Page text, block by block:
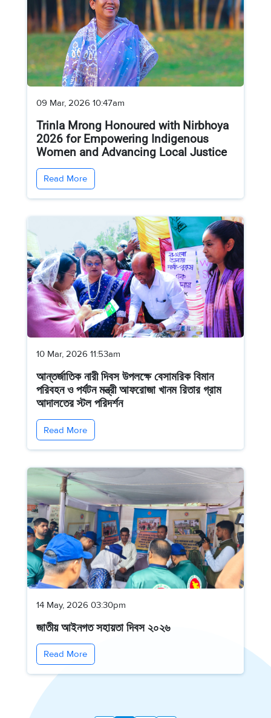
09 Mar, 2026 10:47am
Trinla Mrong Honoured with Nirbhoya
2026 for Empowering Indigenous
Women and Advancing Local Justice
Read More
10 Mar, 2026 11:53am
আন্তর্জাতিক নারী দিবস উপলক্ষে বেসামরিক বিমান
পরিবহন ও পর্যটন মন্ত্রী আফরোজা খানম রিতার গ্রাম
আদালতের স্টল পরিদর্শন
Read More
14 May, 2026 03:30pm
জাতীয় আইনগত সহায়তা দিবস ২০২৬
Read More